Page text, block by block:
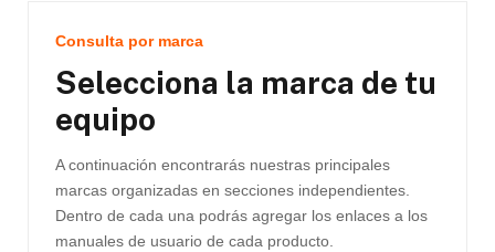
Consulta por marca
Selecciona la marca de tu
equipo
A continuación encontrarás nuestras principales
marcas organizadas en secciones independientes.
Dentro de cada una podrás agregar los enlaces a los
manuales de usuario de cada producto.